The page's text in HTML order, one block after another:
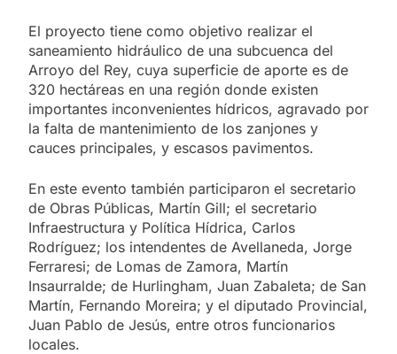
El proyecto tiene como objetivo realizar el
saneamiento hidráulico de una subcuenca del
Arroyo del Rey, cuya superficie de aporte es de
320 hectáreas en una región donde existen
importantes inconvenientes hídricos, agravado por
la falta de mantenimiento de los zanjones y
cauces principales, y escasos pavimentos.
En este evento también participaron el secretario
de Obras Públicas, Martín Gill; el secretario
Infraestructura y Política Hídrica, Carlos
Rodríguez; los intendentes de Avellaneda, Jorge
Ferraresi; de Lomas de Zamora, Martín
Insaurralde; de Hurlingham, Juan Zabaleta; de San
Martín, Fernando Moreira; y el diputado Provincial,
Juan Pablo de Jesús, entre otros funcionarios
locales.